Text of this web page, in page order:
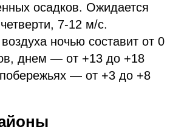
осадков. Ожидается
7-12 м/с.
ночью составит от 0
днем — от +13 до +18
— от +3 до +8